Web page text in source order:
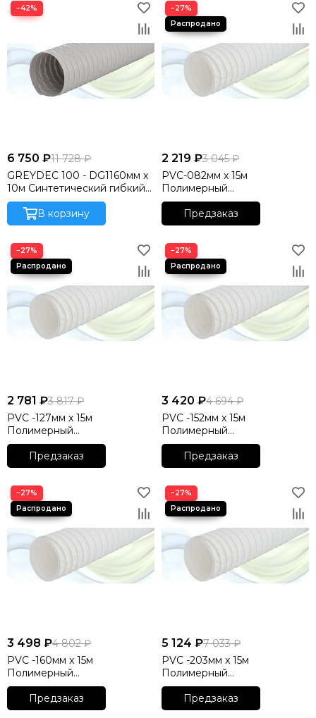
−42%
6 750 ₽11 728 ₽
GREYDEC 100 - DG1160мм х
10м Синтетический гибкий
воздуховод DEC
INTERNATIONAL
(Нидерланды)
В корзину
−27%
2 219 ₽3 045 ₽
PVC-082мм x 15м
Полимерный
неизолированный гибкий
воздуховод DEC
INTERNATIONAL
Предзаказ
−27%
2 781 ₽3 817 ₽
PVC -127мм x 15м
Полимерный
неизолированный гибкий
воздуховод DEC
INTERNATIONAL
Предзаказ
−27%
3 420 ₽4 694 ₽
PVC -152мм x 15м
Полимерный
неизолированный гибкий
воздуховод DEC
INTERNATIONAL
Предзаказ
−27%
3 498 ₽4 802 ₽
PVC -160мм x 15м
Полимерный
неизолированный гибкий
воздуховод DEC
INTERNATIONAL
Предзаказ
−27%
5 124 ₽7 033 ₽
PVC -203мм x 15м
Полимерный
неизолированный гибкий
воздуховод DEC
INTERNATIONAL
Предзаказ